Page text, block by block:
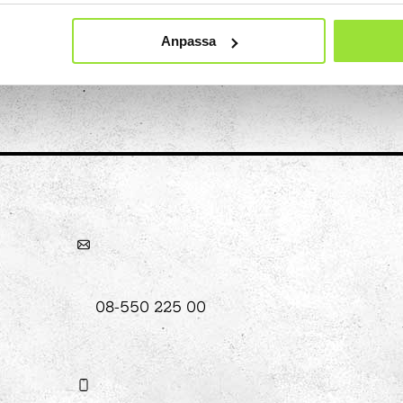
Anpassa
Ljusinstallationen Stella
08-550 225 00